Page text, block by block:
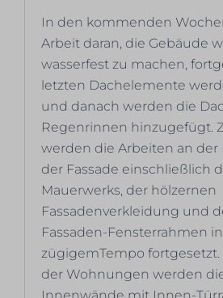
In den kommenden
Arbeit daran, die Gebäude
wasserfest zu machen,
letzten Dachelemente
und danach werden die
Regenrinnen hinzugefügt.
werden die Arbeiten an der
der Fassade einschließlich
Mauerwerks, der hölzernen
Fassadenverkleidung und
Fassaden-Fensterrahmen in
zügigemTempo
der Wohnungen werden